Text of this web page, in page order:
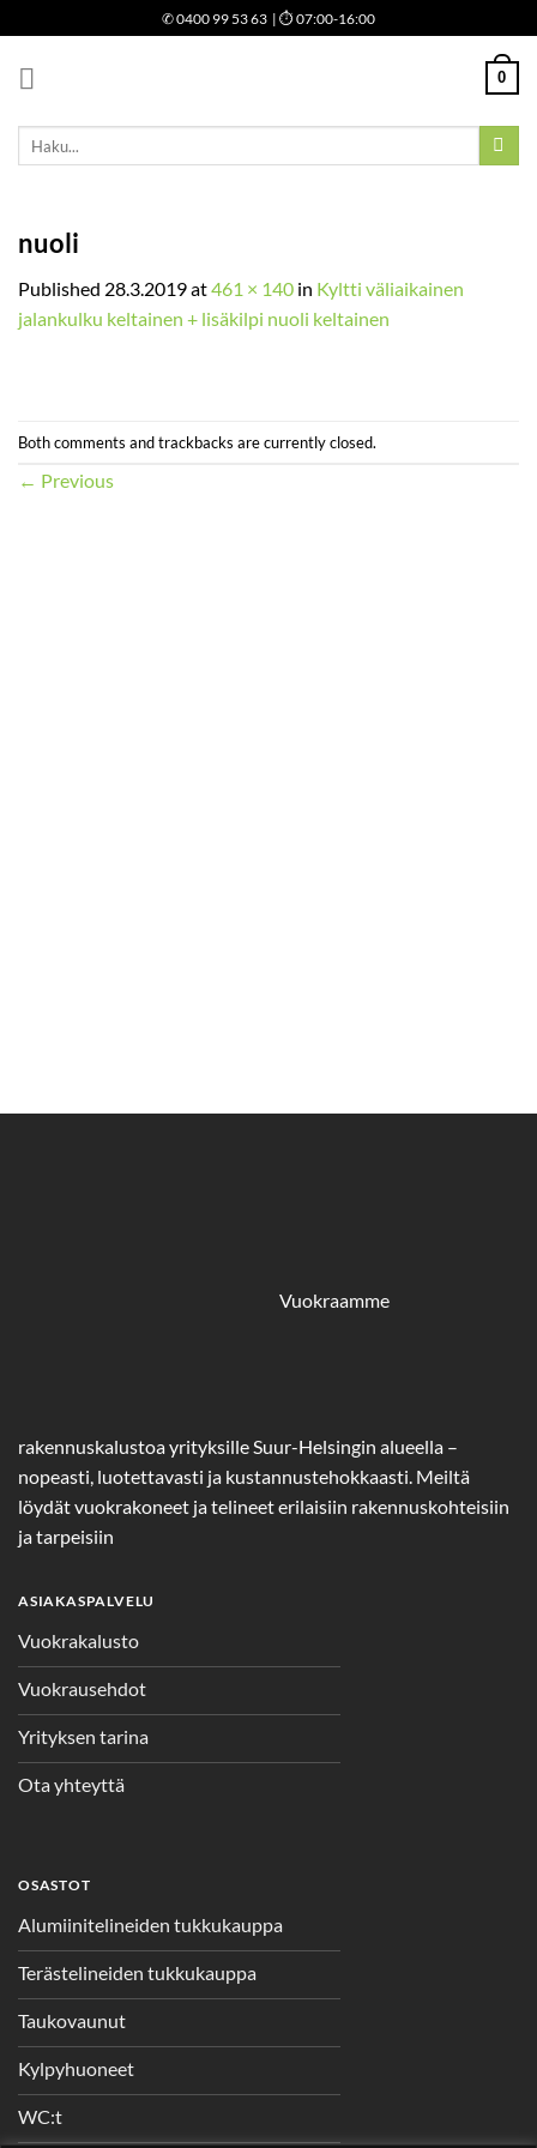
to
content
✆0400 99 53 63 | ⏱ 07:00-16:00
0
Etsi:
nuoli
Published 28.3.2019at461 × 140 in Kyltti väliaikainen
jalankulku keltainen + lisäkilpi nuoli keltainen
Both comments and trackbacks are currently closed.
← Previous
Vuokraamme
rakennuskalustoa yrityksille Suur-Helsingin alueella –
nopeasti, luotettavasti ja kustannustehokkaasti. Meiltä
löydät vuokrakoneet ja telineet erilaisiin rakennuskohteisiin
ja tarpeisiin
ASIAKASPALVELU
Vuokrakalusto
Vuokrausehdot
Yrityksen tarina
Ota yhteyttä
OSASTOT
Alumiinitelineiden tukkukauppa
Terästelineiden tukkukauppa
Taukovaunut
Kylpyhuoneet
WC:t